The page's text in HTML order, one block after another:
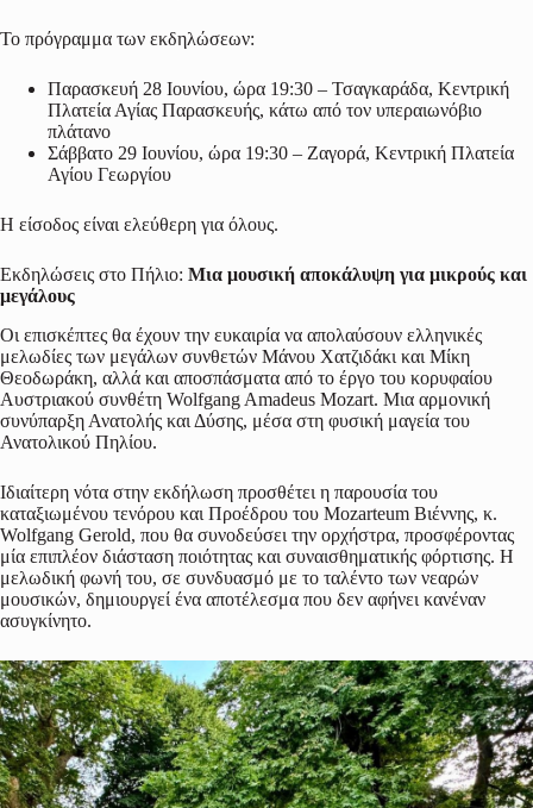
Το πρόγραμμα των εκδηλώσεων:
Παρασκευή 28 Ιουνίου, ώρα 19:30 – Τσαγκαράδα, Κεντρική
Πλατεία Αγίας Παρασκευής, κάτω από τον υπεραιωνόβιο
πλάτανο
Σάββατο 29 Ιουνίου, ώρα 19:30 – Ζαγορά, Κεντρική Πλατεία
Αγίου Γεωργίου
Η είσοδος είναι ελεύθερη για όλους.
Εκδηλώσεις στο Πήλιο: Μια μουσική αποκάλυψη για μικρούς και
μεγάλους
Οι επισκέπτες θα έχουν την ευκαιρία να απολαύσουν ελληνικές
μελωδίες των μεγάλων συνθετών Μάνου Χατζιδάκι και Μίκη
Θεοδωράκη, αλλά και αποσπάσματα από το έργο του κορυφαίου
Αυστριακού συνθέτη Wolfgang Amadeus Mozart. Μια αρμονική
συνύπαρξη Ανατολής και Δύσης, μέσα στη φυσική μαγεία του
Ανατολικού Πηλίου.
Ιδιαίτερη νότα στην εκδήλωση προσθέτει η παρουσία του
καταξιωμένου τενόρου και Προέδρου του Mozarteum Βιέννης, κ.
Wolfgang Gerold, που θα συνοδεύσει την ορχήστρα, προσφέροντας
μία επιπλέον διάσταση ποιότητας και συναισθηματικής φόρτισης. Η
μελωδική φωνή του, σε συνδυασμό με το ταλέντο των νεαρών
μουσικών, δημιουργεί ένα αποτέλεσμα που δεν αφήνει κανέναν
ασυγκίνητο.